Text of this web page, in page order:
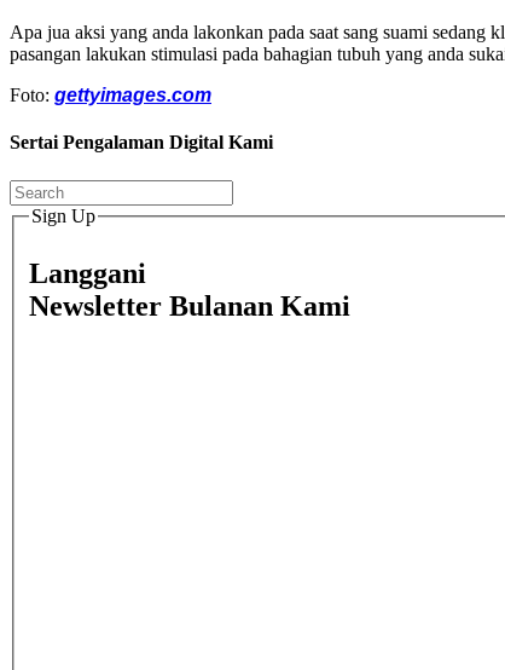
Apa jua aksi yang anda lakonkan pada saat sang suami
pasangan lakukan stimulasi pada bahagian tubuh yang anda
Foto: gettyimages.com
Sertai Pengalaman Digital Kami
Sign Up
Langgani
Newsletter Bulanan Kami